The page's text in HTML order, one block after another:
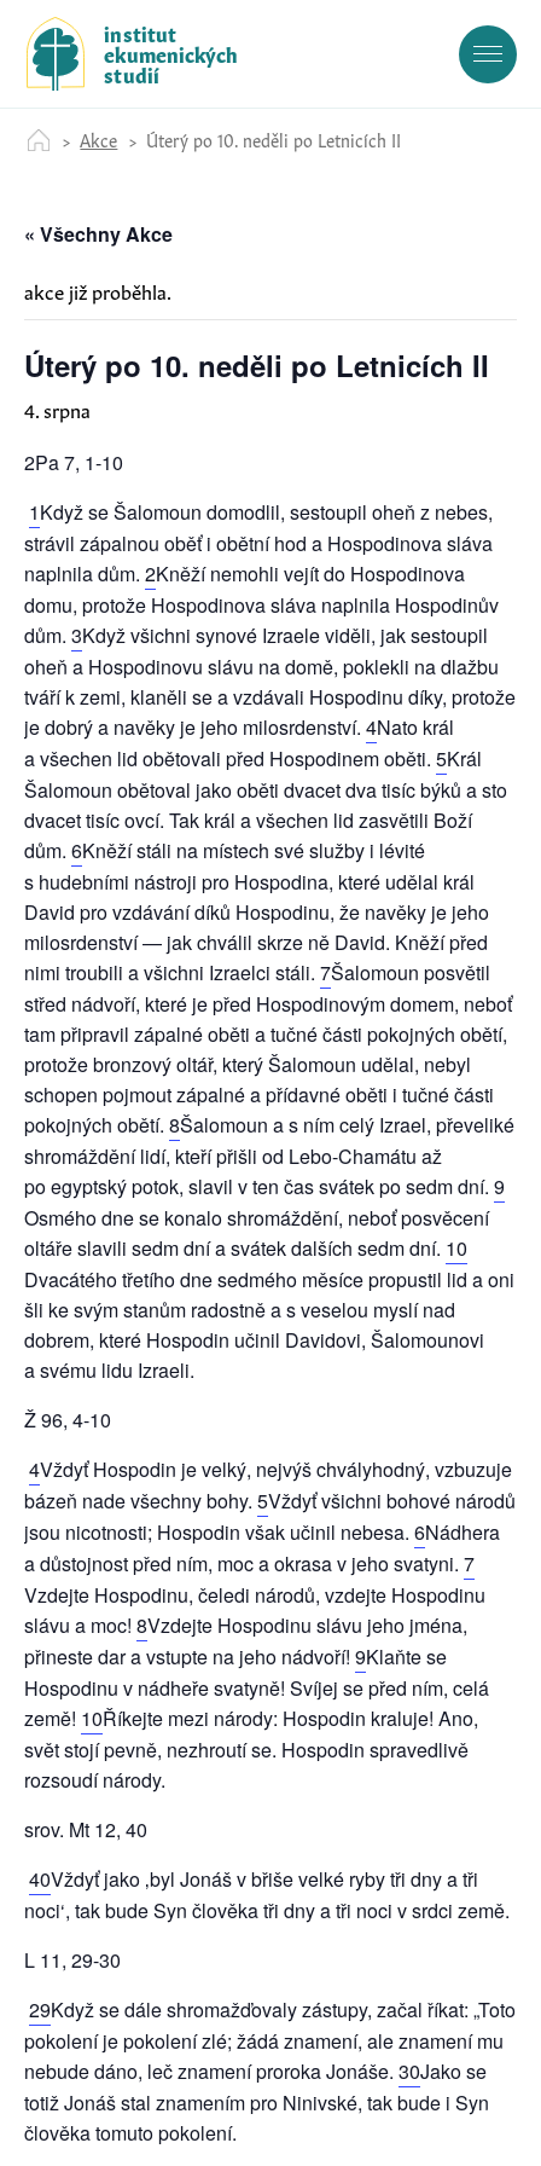
institut
ekumenických
studií
Akce Úterý po 10. neděli po Letnicích II
« Všechny Akce
akce již proběhla.
Úterý po 10. neděli po Letnicích II
4. srpna
2Pa 7, 1-10
1Když se Šalomoun domodlil, sestoupil oheň z nebes,
strávil zápalnou oběť i obětní hod a Hospodinova sláva
naplnila dům. 2Kněží nemohli vejít do Hospodinova
domu, protože Hospodinova sláva naplnila Hospodinův
dům. 3Když všichni synové Izraele viděli, jak sestoupil
oheň a Hospodinovu slávu na domě, poklekli na dlažbu
tváří k zemi, klaněli se a vzdávali Hospodinu díky, protože
je dobrý a navěky je jeho milosrdenství. 4Nato král
a všechen lid obětovali před Hospodinem oběti. 5Král
Šalomoun obětoval jako oběti dvacet dva tisíc býků a sto
dvacet tisíc ovcí. Tak král a všechen lid zasvětili Boží
dům. 6Kněží stáli na místech své služby i lévité
s hudebními nástroji pro Hospodina, které udělal král
David pro vzdávání díků Hospodinu, že navěky je jeho
milosrdenství — jak chválil skrze ně David. Kněží před
nimi troubili a všichni Izraelci stáli. 7Šalomoun posvětil
střed nádvoří, které je před Hospodinovým domem, neboť
tam připravil zápalné oběti a tučné části pokojných obětí,
protože bronzový oltář, který Šalomoun udělal, nebyl
schopen pojmout zápalné a přídavné oběti i tučné části
pokojných obětí. 8Šalomoun a s ním celý Izrael, převeliké
shromáždění lidí, kteří přišli od Lebo-Chamátu až
po egyptský potok, slavil v ten čas svátek po sedm dní. 9
Osmého dne se konalo shromáždění, neboť posvěcení
oltáře slavili sedm dní a svátek dalších sedm dní. 10
Dvacátého třetího dne sedmého měsíce propustil lid a oni
šli ke svým stanům radostně a s veselou myslí nad
dobrem, které Hospodin učinil Davidovi, Šalomounovi
a svému lidu Izraeli.
Ž 96, 4-10
4Vždyť Hospodin je velký, nejvýš chvályhodný, vzbuzuje
bázeň nade všechny bohy. 5Vždyť všichni bohové národů
jsou nicotnosti; Hospodin však učinil nebesa. 6Nádhera
a důstojnost před ním, moc a okrasa v jeho svatyni. 7
Vzdejte Hospodinu, čeledi národů, vzdejte Hospodinu
slávu a moc! 8Vzdejte Hospodinu slávu jeho jména,
přineste dar a vstupte na jeho nádvoří! 9Klaňte se
Hospodinu v nádheře svatyně! Svíjej se před ním, celá
země! 10Říkejte mezi národy: Hospodin kraluje! Ano,
svět stojí pevně, nezhroutí se. Hospodin spravedlivě
rozsoudí národy.
srov. Mt 12, 40
40Vždyť jako ‚byl Jonáš v břiše velké ryby tři dny a tři
noci‘, tak bude Syn člověka tři dny a tři noci v srdci země.
L 11, 29-30
29Když se dále shromažďovaly zástupy, začal říkat: „Toto
pokolení je pokolení zlé; žádá znamení, ale znamení mu
nebude dáno, leč znamení proroka Jonáše. 30Jako se
totiž Jonáš stal znamením pro Ninivské, tak bude i Syn
člověka tomuto pokolení.